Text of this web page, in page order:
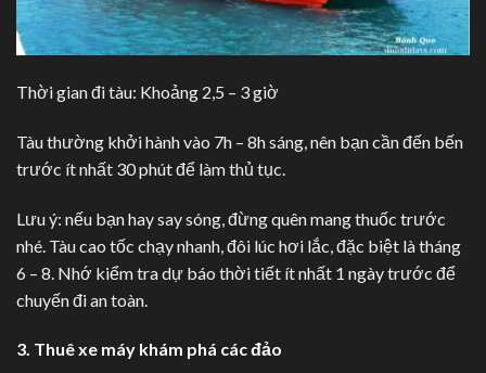
Thời gian đi tàu: Khoảng 2,5 – 3 giờ
Tàu thường khởi hành vào 7h – 8h sáng, nên bạn cần đến bến
trước ít nhất 30 phút để làm thủ tục.
Lưu ý: nếu bạn hay say sóng, đừng quên mang thuốc trước
nhé. Tàu cao tốc chạy nhanh, đôi lúc hơi lắc, đặc biệt là tháng
6 – 8. Nhớ kiểm tra dự báo thời tiết ít nhất 1 ngày trước để
chuyến đi an toàn.
3. Thuê xe máy khám phá các đảo